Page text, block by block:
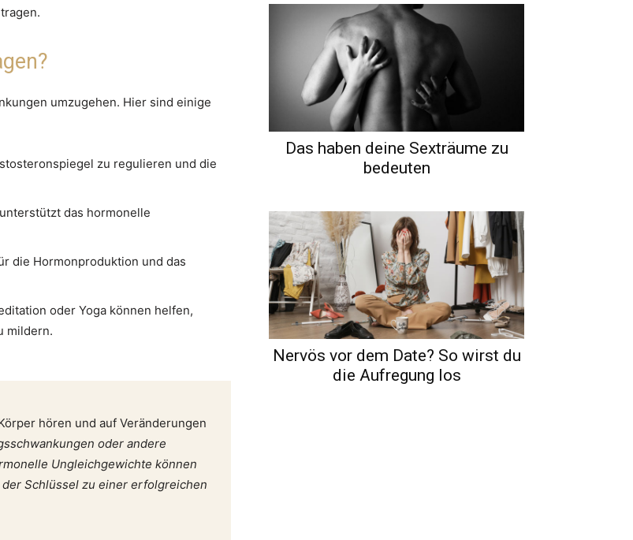
umzugehen. Hier sind einige
zu regulieren und die
das hormonelle
die Hormonproduktion und das
oder Yoga können helfen,
mildern.
hören und auf Veränderungen
oder andere
Ungleichgewichte können
Schlüssel zu einer erfolgreichen
Das haben deine Sexträume zu
bedeuten
Nervös vor dem Date? So wirst du
die Aufregung los